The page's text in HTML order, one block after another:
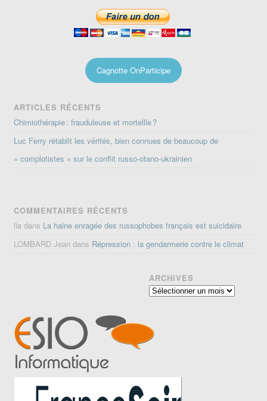
Cagnotte OnParticipe
ARTICLES RÉCENTS
Chimiothérapie : frauduleuse et mortellle ?
Luc Ferry rétablit les vérités, bien connues de beaucoup de
« complotistes » sur le conflit russo-otano-ukrainien
COMMENTAIRES RÉCENTS
lia dans La haine enragée des russophobes français est suicidaire
LOMBARD Jean dans Répression : la gendarmerie contre le climat
ARCHIVES
Archives